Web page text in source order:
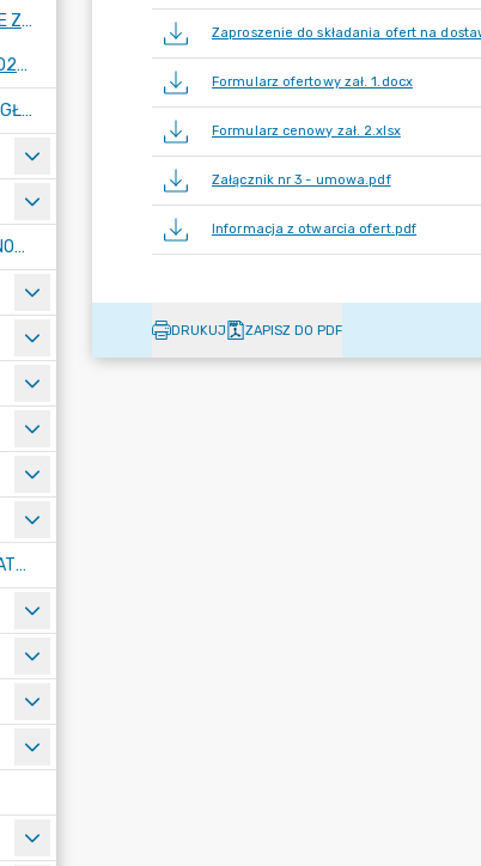
SPRZEDAŻ NIERUCHOMOŚCI I INNE ZAMÓWIENIA DOT. NIERUCHOMOŚCI
ZAMÓWIENIA PUBLICZNE Z LAT 2022 I WCZEŚNIEJ
ZAWIADOMIENIA, OBWIESZCZENIA I OGŁOSZENIA
PRACA - KONKURSY NA WOLNE STANOWISKA
PODSTAWOWA KWOTA DOTACJI I STATYSTYCZNA LICZBA UCZNIÓW
Zaproszenie do składania ofert na
Formularz ofertowy zał. 1.docx
Formularz cenowy zał. 2.xlsx
Załącznik nr 3 - umowa.pdf
Informacja z otwarcia ofert.pdf
DRUKUJ ZAPISZ DO PDF